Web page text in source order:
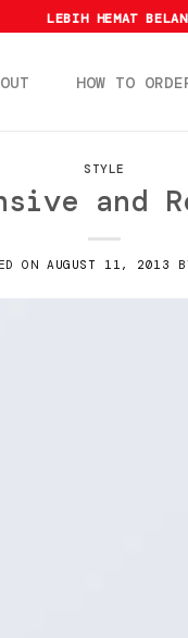
LEBIH HEMAT
HOW TO
STYLE
and
ONAUGUST 11, 2013